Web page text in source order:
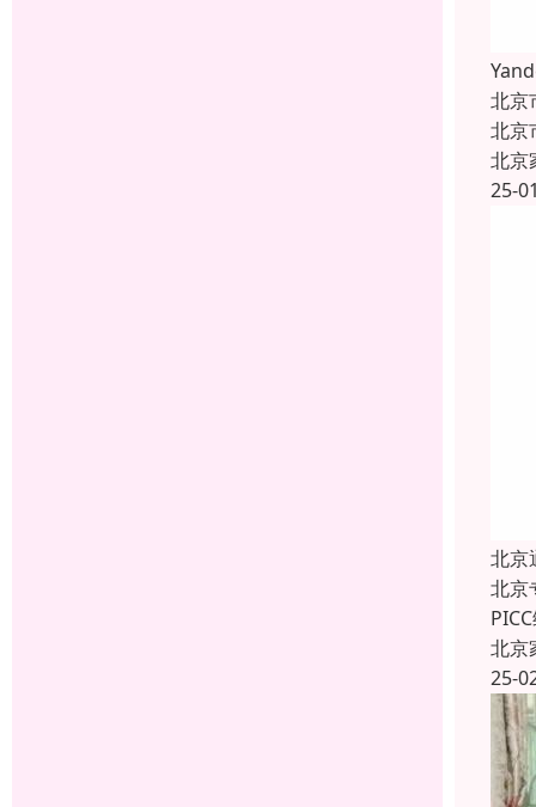
北京
北京
北京
25-
北京
北京
北京
25-